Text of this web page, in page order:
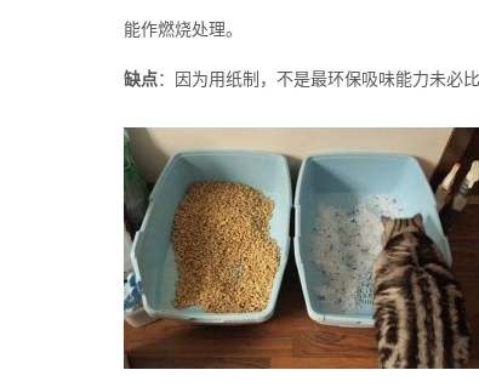
能作燃烧处理。
缺点：因为用纸制，不是最环保吸味能力未必